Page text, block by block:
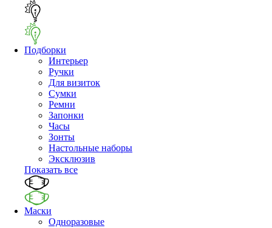
Подборки
Интерьер
Ручки
Для визиток
Сумки
Ремни
Запонки
Часы
Зонты
Настольные наборы
Эксклюзив
Показать все
Маски
Одноразовые